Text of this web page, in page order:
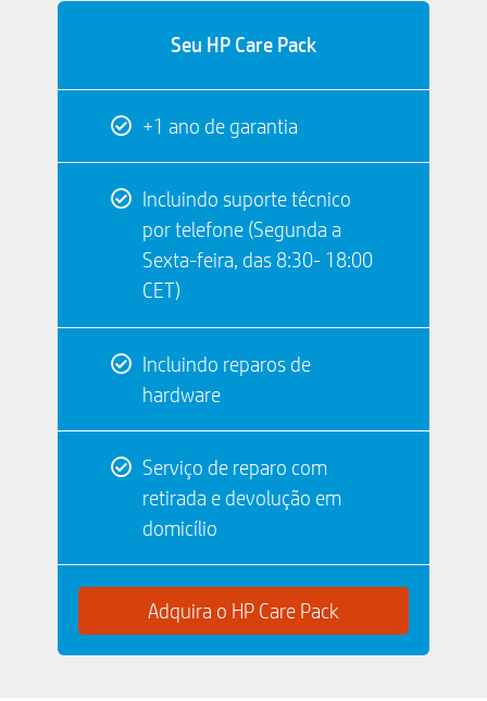
Seu HP Care Pack
+1 ano de garantia
Incluindo suporte técnico
por telefone (Segunda a
Sexta-feira, das 8:30- 18:00
CET)
Incluindo reparos de
hardware
Serviço de reparo com
retirada e devolução em
domicílio
Adquira o HP Care Pack